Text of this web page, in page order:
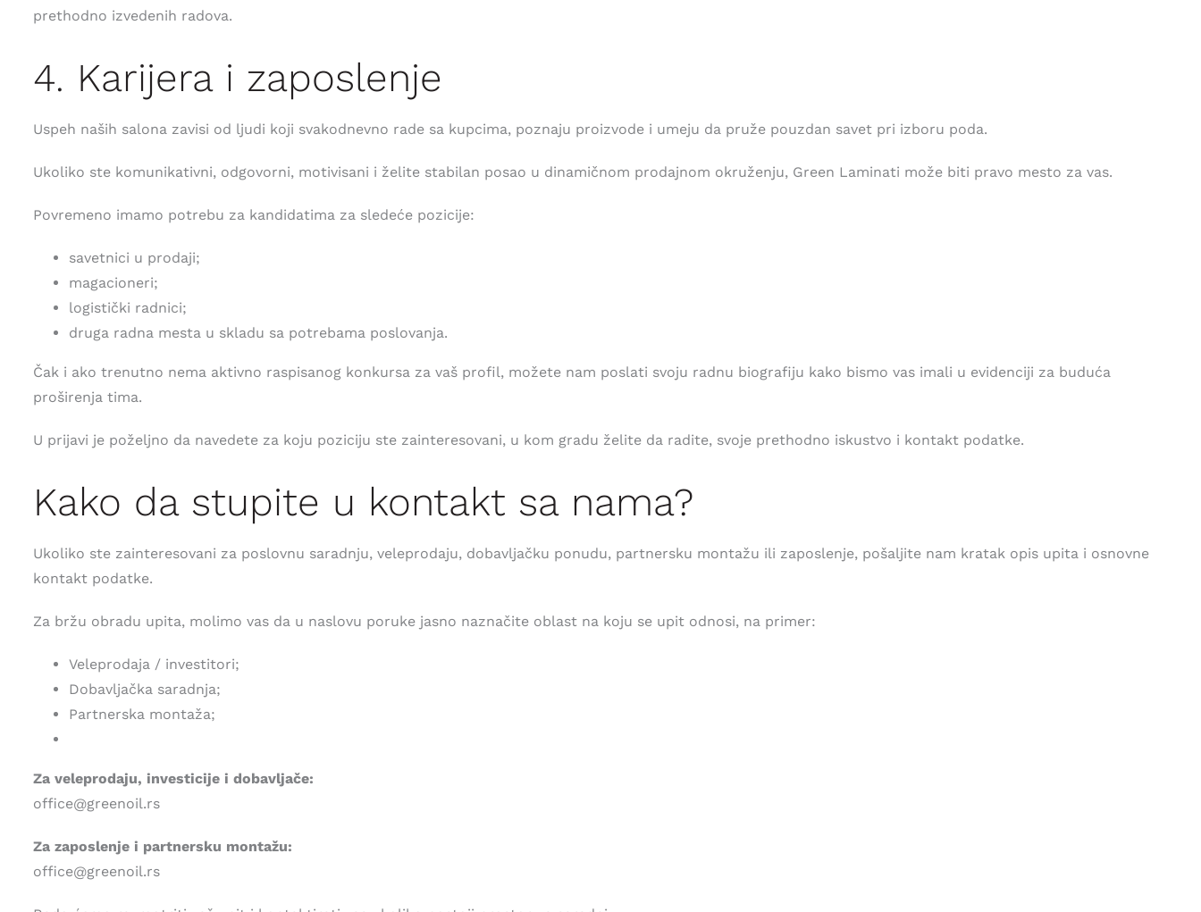
prethodno izvedenih radova.
4. Karijera i zaposlenje
Uspeh naših salona zavisi od ljudi koji svakodnevno rade sa kupcima, poznaju proizvode i umeju da pruže pouzdan savet pri izboru poda.
Ukoliko ste komunikativni, odgovorni, motivisani i želite stabilan posao u dinamičnom prodajnom okruženju, Green Laminati može biti pravo mesto za vas.
Povremeno imamo potrebu za kandidatima za sledeće pozicije:
savetnici u prodaji;
magacioneri;
logistički radnici;
druga radna mesta u skladu sa potrebama poslovanja.
Čak i ako trenutno nema aktivno raspisanog konkursa za vaš profil, možete nam poslati svoju radnu biografiju kako bismo vas imali u evidenciji za buduća
proširenja tima.
U prijavi je poželjno da navedete za koju poziciju ste zainteresovani, u kom gradu želite da radite, svoje prethodno iskustvo i kontakt podatke.
Kako da stupite u kontakt sa nama?
Ukoliko ste zainteresovani za poslovnu saradnju, veleprodaju, dobavljačku ponudu, partnersku montažu ili zaposlenje, pošaljite nam kratak opis upita i osnovne
kontakt podatke.
Za bržu obradu upita, molimo vas da u naslovu poruke jasno naznačite oblast na koju se upit odnosi, na primer:
Veleprodaja / investitori;
Dobavljačka saradnja;
Partnerska montaža;
Za veleprodaju, investicije i dobavljače:
office@greenoil.rs
Za zaposlenje i partnersku montažu:
office@greenoil.rs